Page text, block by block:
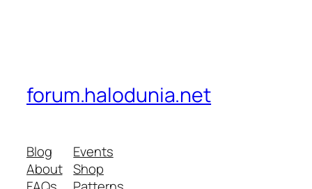
forum.halodunia.net
Blog
About
Events
Shop